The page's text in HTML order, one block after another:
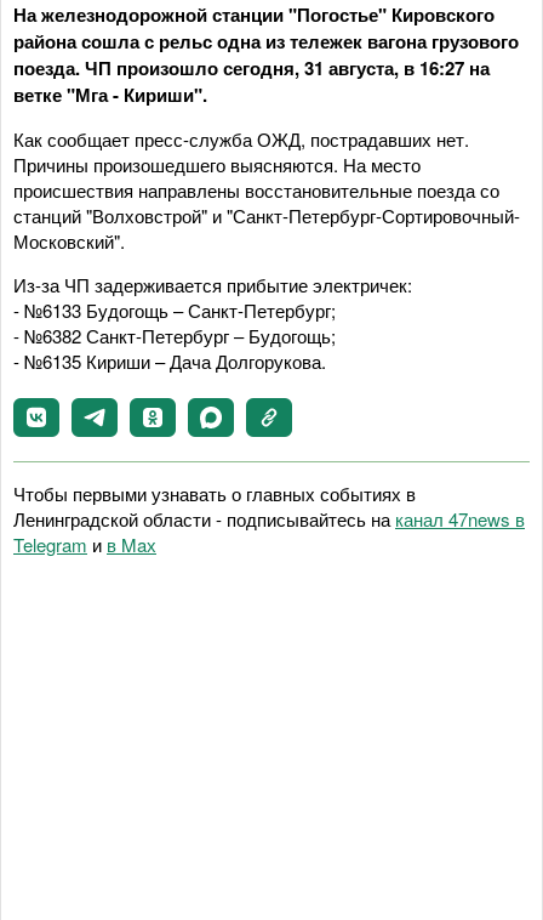
На железнодорожной станции "Погостье" Кировского
района сошла с рельс одна из тележек вагона грузового
поезда. ЧП произошло сегодня, 31 августа, в 16:27 на
ветке "Мга - Кириши".
Как сообщает пресс-служба ОЖД, пострадавших нет.
Причины произошедшего выясняются. На место
происшествия направлены восстановительные поезда со
станций "Волховстрой" и "Санкт-Петербург-Сортировочный-
Московский".
Из-за ЧП задерживается прибытие электричек:
- №6133 Будогощь – Санкт-Петербург;
- №6382 Санкт-Петербург – Будогощь;
- №6135 Кириши – Дача Долгорукова.
Чтобы первыми узнавать о главных событиях в
Ленинградской области - подписывайтесь на канал 47news в
Telegram и в Maх